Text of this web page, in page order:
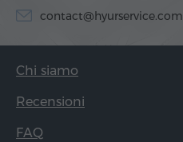
contact@hyurservice.com
Chi siamo
Recensioni
FAQ